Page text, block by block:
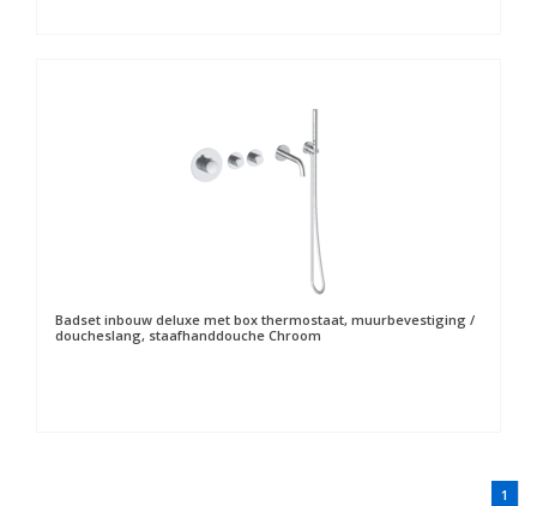
Badset inbouw deluxe met box thermostaat, muurbevestiging /
doucheslang, staafhanddouche Chroom
1